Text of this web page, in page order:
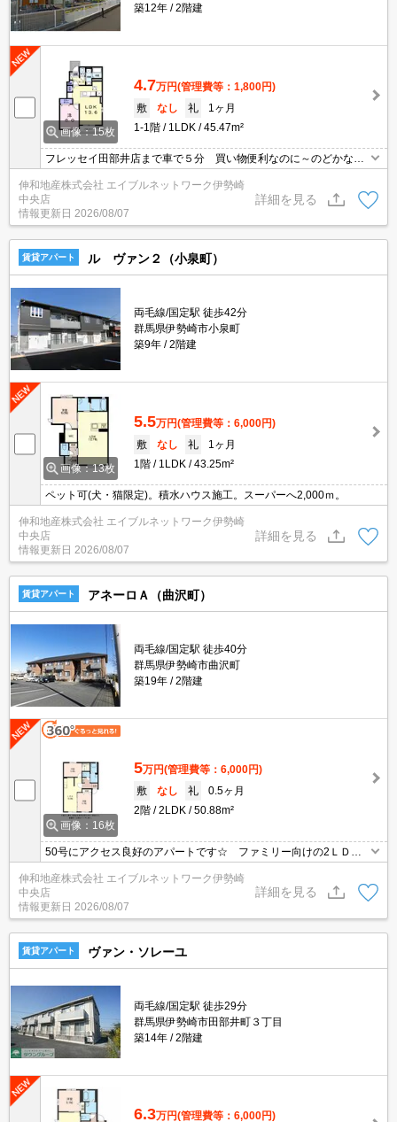
築12年
2階建
画像：15枚
4.7万円(管理費等：1,800円)
敷
なし 礼
1ヶ月
1-1階
1LDK 45.47m²
フレッセイ田部井店まで車で５分 買い物便利なのに～のどかな環
伸和地産株式会社 エイブルネットワーク伊勢崎
中央店
情報更新日 2026/08/07
詳細を見る
賃貸アパート ル ヴァン２（小泉町）
両毛線/国定駅 徒歩42分
群馬県伊勢崎市小泉町
築9年
2階建
画像：13枚
5.5万円(管理費等：6,000円)
敷
なし 礼
1ヶ月
1階
1LDK 43.25m²
ペット可(犬・猫限定)。積水ハウス施工。スーパーへ2,000ｍ。
伸和地産株式会社 エイブルネットワーク伊勢崎
中央店
情報更新日 2026/08/07
詳細を見る
賃貸アパート アネーロＡ（曲沢町）
両毛線/国定駅 徒歩40分
群馬県伊勢崎市曲沢町
築19年
2階建
画像：16枚
5万円(管理費等：6,000円)
敷
なし 礼
0.5ヶ月
2階
2LDK 50.88m²
50号にアクセス良好のアパートです☆ ファミリー向けの2ＬＤ
Ｋ。周辺にはショッピングモールがございますので買い物等便利で
す。桐生方面にもアクセス良いですよ～
伸和地産株式会社 エイブルネットワーク伊勢崎
中央店
情報更新日 2026/08/07
詳細を見る
賃貸アパート ヴァン・ソレーユ
両毛線/国定駅 徒歩29分
群馬県伊勢崎市田部井町３丁目
築14年
2階建
6.3万円(管理費等：6,000円)